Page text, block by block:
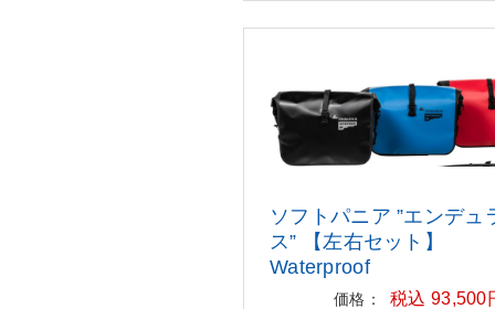
ソフトパニア ”エンデュ
ス”
【左右セット】
Waterproof
価格：
税込 93,500